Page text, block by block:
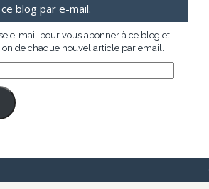
blog par e-mail.
e-mail pour vous abonner à ce blog et
de chaque nouvel article par email.